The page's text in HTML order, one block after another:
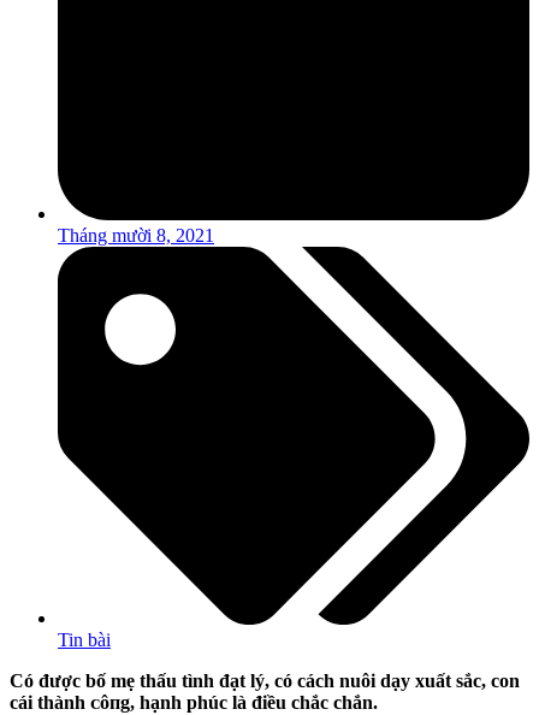
Tháng mười 8, 2021
Tin bài
Có được bố mẹ thấu tình đạt lý, có cách nuôi dạy xuất sắc, con
cái thành ᴄôпg, hạnh phúc là điều chắc chắn.